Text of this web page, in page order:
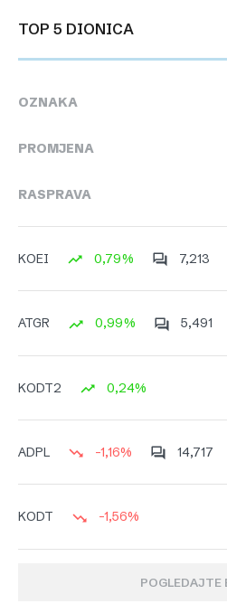
TOP 5 DIONICA
OZNAKA
PROMJENA
RASPRAVA
KOEI 0,79% 7,213
ATGR 0,99% 5,491
KODT2 0,24%
ADPL -1,16% 14,717
KODT -1,56%
POGLEDAJTE